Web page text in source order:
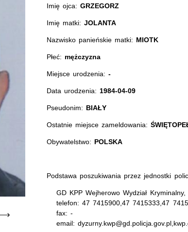
Imię ojca:GRZEGORZ
Imię matki:JOLANTA
Nazwisko panieńskie matki: MIOTK
Płeć: mężczyzna
Miejsce urodzenia:-
Data urodzenia: 1984-04-09
Pseudonim: BIAŁY
Ostatnie miejsce zameldowania:
Obywatelstwo: POLSKA
Podstawa poszukiwania przez jednostki
GD KPP Wejherowo Wydział
telefon: 47 7415900,47 7415333,47
fax: -
email: